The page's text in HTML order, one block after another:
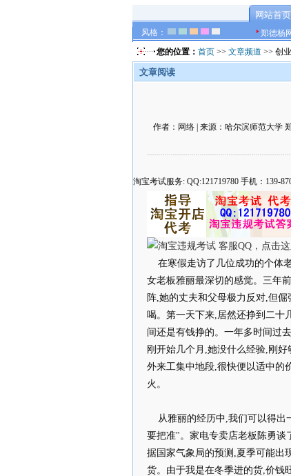
风格：
网站首页
郑德杨
您的位置： 首页 >> 文章频道 >> 创
文章阅读
作者：网络 | 来源：哈尔滨师范大学
淘宝考试服务: QQ:121719780 手机：139-
在寒假走访了几位成功的个体
女老板雅丽最深切的感觉。三年
阵,她的丈夫和父母极力反对,但
喝。第一天下来,居然还挣到二十
间还是有钱挣的。一年多时间过
刚开始几个月,她没什么经验,刚
外来工集中地段,很快便以适中的
火。
从雅丽的经历中,我们可以得出
要把准"。家电专卖店老板陈勇谈
据国家气象局的预测,夏季可能出
货。由于我是在冬季进的货,价钱